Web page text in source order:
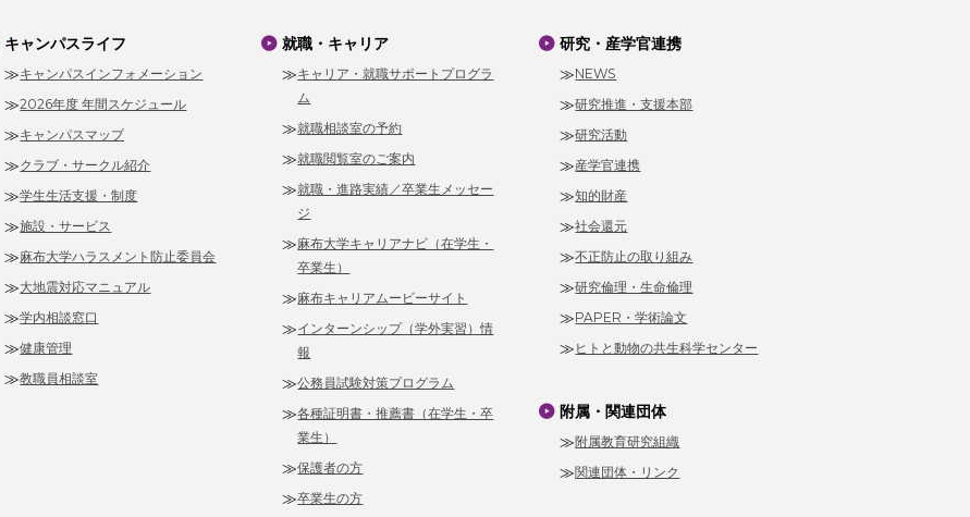
キャンパスライフ
キャンパスインフォメーション
2026年度 年間スケジュール
キャンパスマップ
クラブ・サークル紹介
学生生活支援・制度
施設・サービス
麻布大学ハラスメント防止委員会
大地震対応マニュアル
学内相談窓口
健康管理
教職員相談室
就職・キャリア
キャリア・就職サポートプログラ
ム
就職相談室の予約
就職閲覧室のご案内
就職・進路実績／卒業生メッセー
ジ
麻布大学キャリアナビ（在学生・
卒業生）
麻布キャリアムービーサイト
インターンシップ（学外実習）情
報
公務員試験対策プログラム
各種証明書・推薦書（在学生・卒
業生）
保護者の方
卒業生の方
研究・産学官連携
NEWS
研究推進・支援本部
研究活動
産学官連携
知的財産
社会還元
不正防止の取り組み
研究倫理・生命倫理
PAPER・学術論文
ヒトと動物の共生科学センター
附属・関連団体
附属教育研究組織
関連団体・リンク